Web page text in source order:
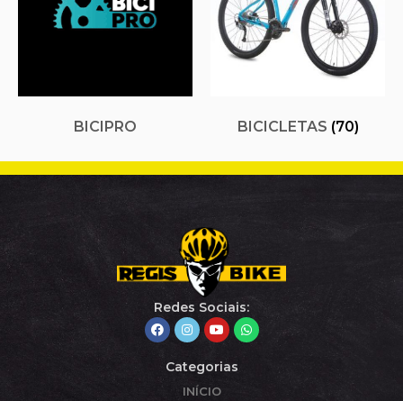
BICIPRO BICICLETAS (70)
Redes Sociais:
Categorias
INÍCIO